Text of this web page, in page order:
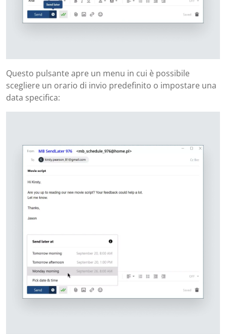
Questo pulsante apre un menu in cui è possibile
scegliere un orario di invio predefinito o impostare una
data specifica: